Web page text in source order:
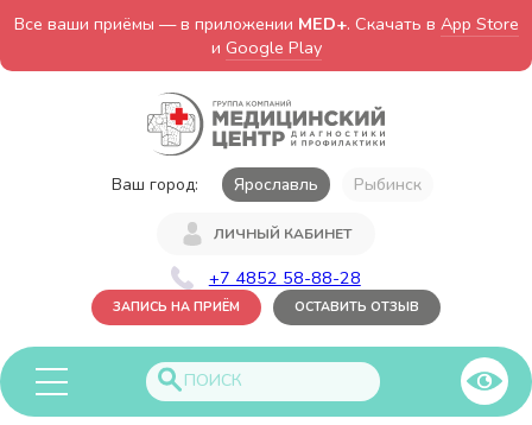
Все ваши приёмы — в приложении MED+. Скачать в App Store
и Google Play
Ваш город: Ярославль Рыбинск
ЛИЧНЫЙ КАБИНЕТ
+7 4852 58-88-28
ЗАПИСЬ НА ПРИЁМ ОСТАВИТЬ ОТЗЫВ